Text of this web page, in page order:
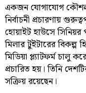
একজন যোগাযোগ
নির্বাচনী প্রচারণায়
হোয়াইট হাউসে সিনিয়র
মিলার টুইটারের বিকল্প
মিডিয়া প্ল্যাটফর্ম চালু
প্রচারিত হয়। তিনি
সক্রিয় রয়েছেন।